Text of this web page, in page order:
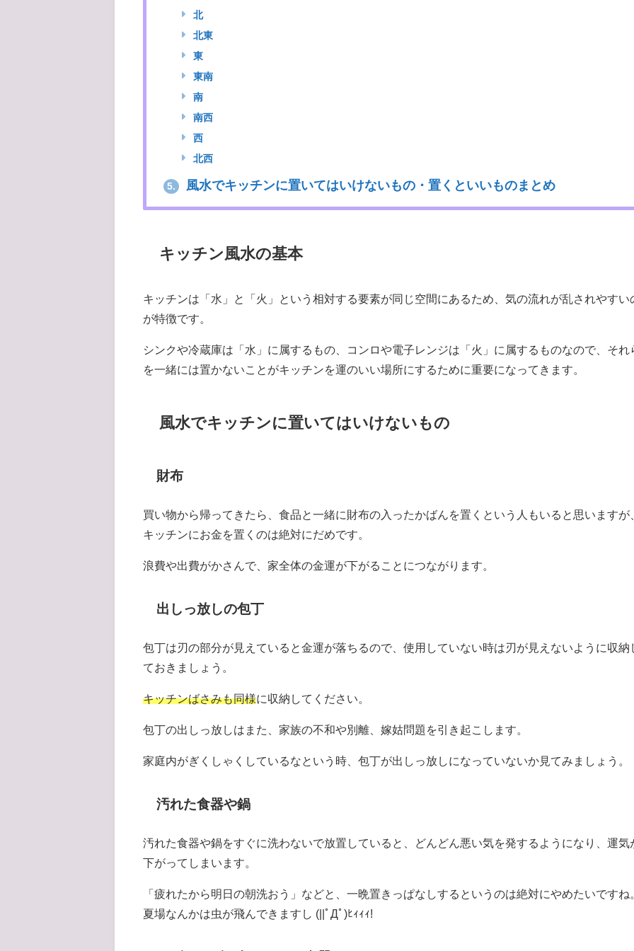
北
北東
東
東南
南
南西
西
北西
5. 風水でキッチンに置いてはいけないもの・置くといいものまとめ
キッチン風水の基本
キッチンは「水」と「火」という相対する要素が同じ空間にあるため、気の流れが乱されやすい
が特徴です。
シンクや冷蔵庫は「水」に属するもの、コンロや電子レンジは「火」に属するものなので、それ
を一緒には置かないことがキッチンを運のいい場所にするために重要になってきます。
風水でキッチンに置いてはいけないもの
財布
買い物から帰ってきたら、食品と一緒に財布の入ったかばんを置くという人もいると思いますが
キッチンにお金を置くのは絶対にだめです。
浪費や出費がかさんで、家全体の金運が下がることにつながります。
出しっ放しの包丁
包丁は刃の部分が見えていると金運が落ちるので、使用していない時は刃が見えないように収納
ておきましょう。
キッチンばさみも同様に収納してください。
包丁の出しっ放しはまた、家族の不和や別離、嫁姑問題を引き起こします。
家庭内がぎくしゃくしているなという時、包丁が出しっ放しになっていないか見てみましょう。
汚れた食器や鍋
汚れた食器や鍋をすぐに洗わないで放置していると、どんどん悪い気を発するようになり、運気
下がってしまいます。
「疲れたから明日の朝洗おう」などと、一晩置きっぱなしするというのは絶対にやめたいですね
夏場なんかは虫が飛んできますし (||ﾟДﾟ)ﾋｨｨｨ!